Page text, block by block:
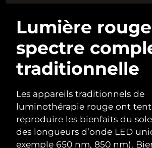
Lumière
spectre
traditionnelle
Les appareils traditionnels de
luminothérapie rouge ont
reproduire les bienfaits du
des longueurs d’onde LED
exemple 650 nm, 850 nm).
La Réunion
Russie
Arabie saoudite